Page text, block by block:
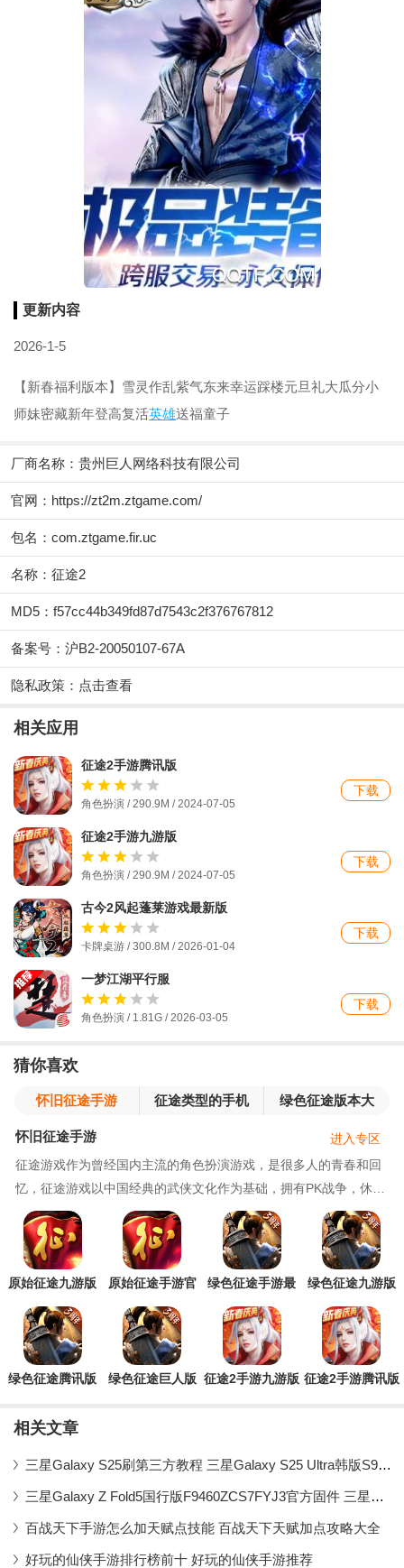
更新内容
2026-1-5
【新春福利版本】雪灵作乱紫气东来幸运踩楼元旦礼大瓜分小
师妹密藏新年登高复活英雄送福童子
厂商名称： 贵州巨人网络科技有限公司
官网： https://zt2m.ztgame.com/
包名：com.ztgame.fir.uc
名称：征途2
MD5：f57cc44b349fd87d7543c2f376767812
备案号：沪B2-20050107-67A
隐私政策： 点击查看
相关应用
征途2手游腾讯版
角色扮演 / 290.9M / 2024-07-05
下载
征途2手游九游版
角色扮演 / 290.9M / 2024-07-05
下载
古今2风起蓬莱游戏最新版
卡牌桌游 / 300.8M / 2026-01-04
下载
一梦江湖平行服
角色扮演 / 1.81G / 2026-03-05
下载
猜你喜欢
怀旧征途手游
征途类型的手机
绿色征途版本大
怀旧征途手游
征途游戏作为曾经国内主流的角色扮演游戏，是很多人的青春和回
忆，征途游戏以中国经典的武侠文化作为基础，拥有PK战争，休闲
竞技，恋爱养成等玩法内容，在这里多种职业让玩家自由选择，让
你可以拥有全方位的游戏体验，现在本站为大家带来怀旧征途手
游，全新的装备系统，荣誉系统，监狱系统，更加热血的PK模式，
更有难度的副本玩法，让你轻松
进入专区
原始征途九游版
原始征途手游官
绿色征途手游最
绿色征途九游版
绿色征途腾讯版
绿色征途巨人版 征途2手游九游版 征途2手游腾讯版
相关文章
三星Galaxy S25刷第三方教程 三星Galaxy S25 Ultra韩版S938NKSS7BY
三星Galaxy Z Fold5国行版F9460ZCS7FYJ3官方固件 三星GalaxyZFold
百战天下手游怎么加天赋点技能 百战天下天赋加点攻略大全
好玩的仙侠手游排行榜前十 好玩的仙侠手游推荐